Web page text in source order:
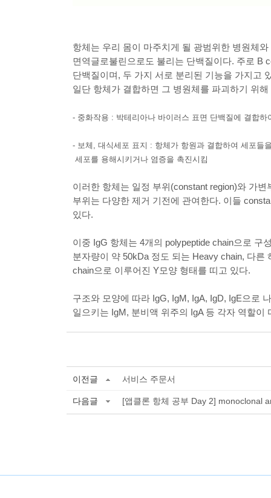
항체는 우리 몸이 마주치게 될 광범위한 병원체
면역글로불린으로도 불리는 단백질이다. 주로 B
단백질이며 , 두 가지 서로 분리된 기능을 가지고
일단 항체가 결합하면 그 병원체를 파괴하기 위
- 중화작용 : 박테리아나 바이러스 표면 단백질에 결합
- 보체 , 대식세포 표지 : 항체가 항원과 결합하여 세포들
세포를 용해시키거나 염증을 촉진시킴
이러한 항체는 일정 부위 (constant region)와 가변
부위는 다양한 제거 기전에 관여한다. 이들
있다.
이중 IgG 항체는 4개의 polypeptide chain으로 구
분자량이 약 50kDa 정도 되는 Heavy chain, 다른
chain으로 이루어진 Y모양 형태를 띠고 있다.
구조와 모양에 따라 IgG, IgM, IgA, IgD, IgE으로
일으키는 IgM, 분비액 위주의 IgA 등 각자 역할이
이전글 서비스 주문서
다음글 [앱클론 항체 공부 Day 2] monoclonal